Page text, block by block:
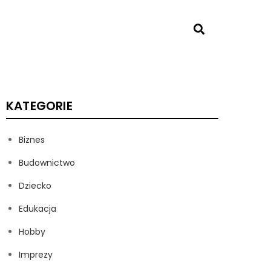
KATEGORIE
Biznes
Budownictwo
Dziecko
Edukacja
Hobby
Imprezy